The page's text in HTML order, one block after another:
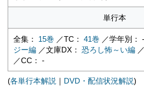
単行本
全集： 15巻 ／TC： 41巻 ／学年別：
ジー編 ／文庫DX： 恐ろし怖～い編
／CC： -
(各単行本解説 ｜ DVD・配信状況解説)